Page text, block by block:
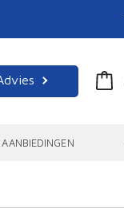
AANBIEDINGEN